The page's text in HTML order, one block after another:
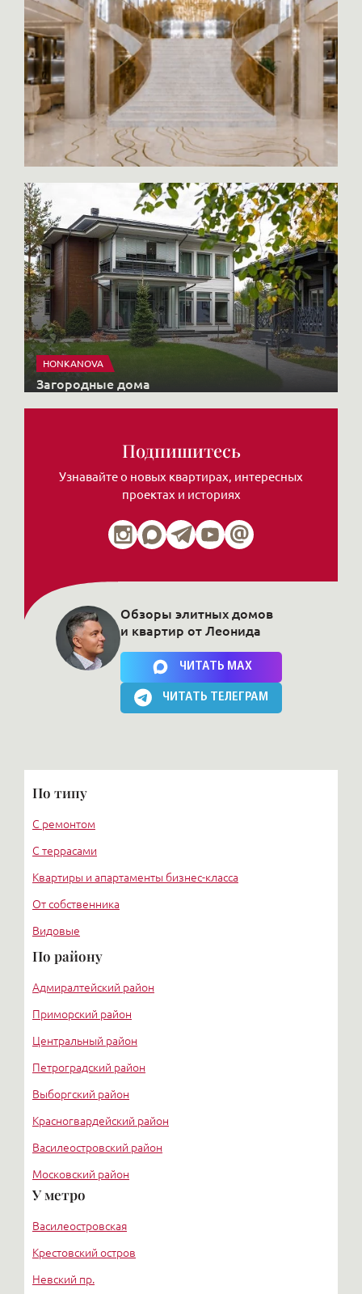
разочарование, опустошение, путаница. В
этот момент и выбирают того, кто
поможет найти ту квартиру, которая
будет доставлять радость многие годы.
Плюс открытый рынок — лишь меньшая
часть реального предложения: самые
интересные объекты в элитном сегменте
продают закрыто, через
профессиональные контакты.
HONKANOVA
Загородные дома
Подпишитесь
Узнавайте о новых квартирах, интересных
проектах и историях
Нажимая на кнопку, Вы соглашаетесь c политикой сайта
Обзоры элитных домов
и квартир от Леонида
ЧИТАТЬ MAX
ЧИТАТЬ ТЕЛЕГРАМ
По типу
С ремонтом
С террасами
Квартиры и апартаменты бизнес-класса
От собственника
Видовые
По району
Адмиралтейский район
Приморский район
Центральный район
Петроградский район
Выборгский район
Красногвардейский район
Василеостровский район
Московский район
Курортный район
У метро
Василеостровская
Крестовский остров
Невский пр.